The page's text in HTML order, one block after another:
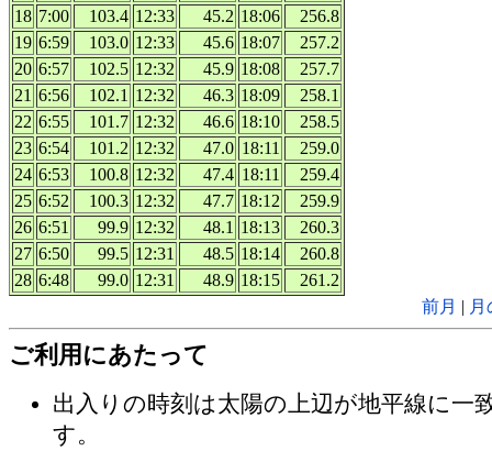
18 7:00 103.4 12:33 45.2 18:06
256.8
19 6:59 103.0 12:33 45.6 18:07
257.2
20 6:57 102.5 12:32 45.9 18:08
257.7
21 6:56 102.1 12:32 46.3 18:09
258.1
22 6:55 101.7 12:32 46.6 18:10
258.5
23 6:54 101.2 12:32 47.0 18:11
259.0
24 6:53 100.8 12:32 47.4 18:11
259.4
25 6:52 100.3 12:32 47.7 18:12
259.9
26 6:51 99.9 12:32 48.1 18:13
260.3
27 6:50 99.5 12:31 48.5 18:14
260.8
28 6:48 99.0 12:31 48.9 18:15
261.2
前月 |
ご利用にあたって
出入りの時刻は太陽の上辺が地平線に一
す。